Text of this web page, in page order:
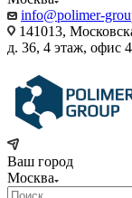
info@polimer-
141013,
д. 36, 4 этаж, офис
Ваш город
Москва